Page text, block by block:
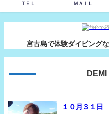
ＴＥＬ ＭＡＩＬ
宮古島で体験ダイビング
DEMI
１０月３１日